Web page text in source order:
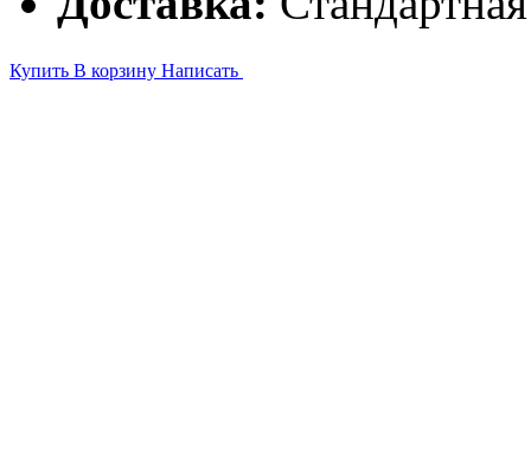
Купить В корзину Написать